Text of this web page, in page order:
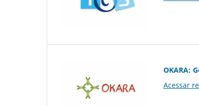
OKARA:
Acessar